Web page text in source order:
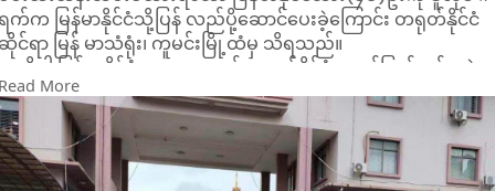
က်က မြန်မာနိုင်ငံသို့ပြန် လည်ပို့ဆောင်ပေးခဲ့ကြောင်း တရုတ်နိုင်ငံ
င်ရာ မြန် မာသံရုံး၊ ကူမင်းမြို့ထံမှ သိရသည်။
ဆိုပါ မြန်မာနိုင်ငံသားများသည် တရုတ်နိုင်ငံ၊ ယူနန်ပြည်နယ်၊ တဲ
န်ပြည်နယ်ခွဲ၊ ရွှေလီမြို့ရှိ Xinjiang Garment အထည်ချုပ်စက်ရုံ
င် တရားမဝင်နေထိုင် အလုပ်လုပ်ကိုင်မှုဖြင့် ဖမ်းဆီးထိန်းသိမ်းခံခဲ့
ကြောင်း သိရသည်။
ကြောင့် ၎င်းတို့အား မြန်မာနိုင်ငံသို့ပြန်လည်ပို့ ဆောင်နိုင်ရန် မြန်မာ
More